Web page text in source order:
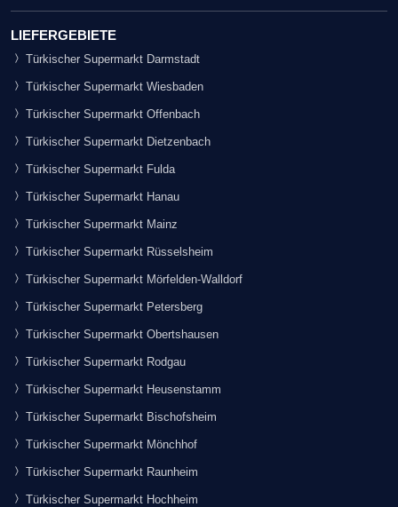
LIEFERGEBIETE
Türkischer Supermarkt Darmstadt
Türkischer Supermarkt Wiesbaden
Türkischer Supermarkt Offenbach
Türkischer Supermarkt Dietzenbach
Türkischer Supermarkt Fulda
Türkischer Supermarkt Hanau
Türkischer Supermarkt Mainz
Türkischer Supermarkt Rüsselsheim
Türkischer Supermarkt Mörfelden-Walldorf
Türkischer Supermarkt Petersberg
Türkischer Supermarkt Obertshausen
Türkischer Supermarkt Rodgau
Türkischer Supermarkt Heusenstamm
Türkischer Supermarkt Bischofsheim
Türkischer Supermarkt Mönchhof
Türkischer Supermarkt Raunheim
Türkischer Supermarkt Hochheim